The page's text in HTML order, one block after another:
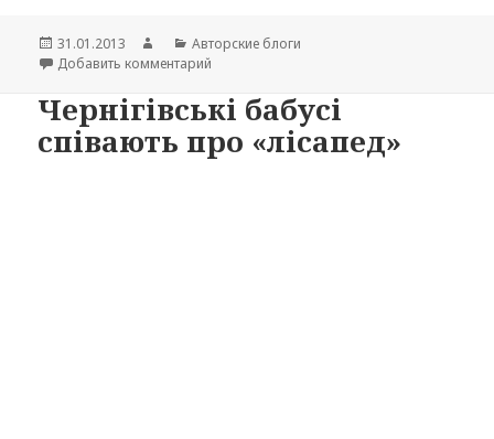
Опубликовано
31.01.2013 АвторРубрики
Авторские блоги
Добавить комментарий
Чернігівські бабусі
співають про «лісапед»